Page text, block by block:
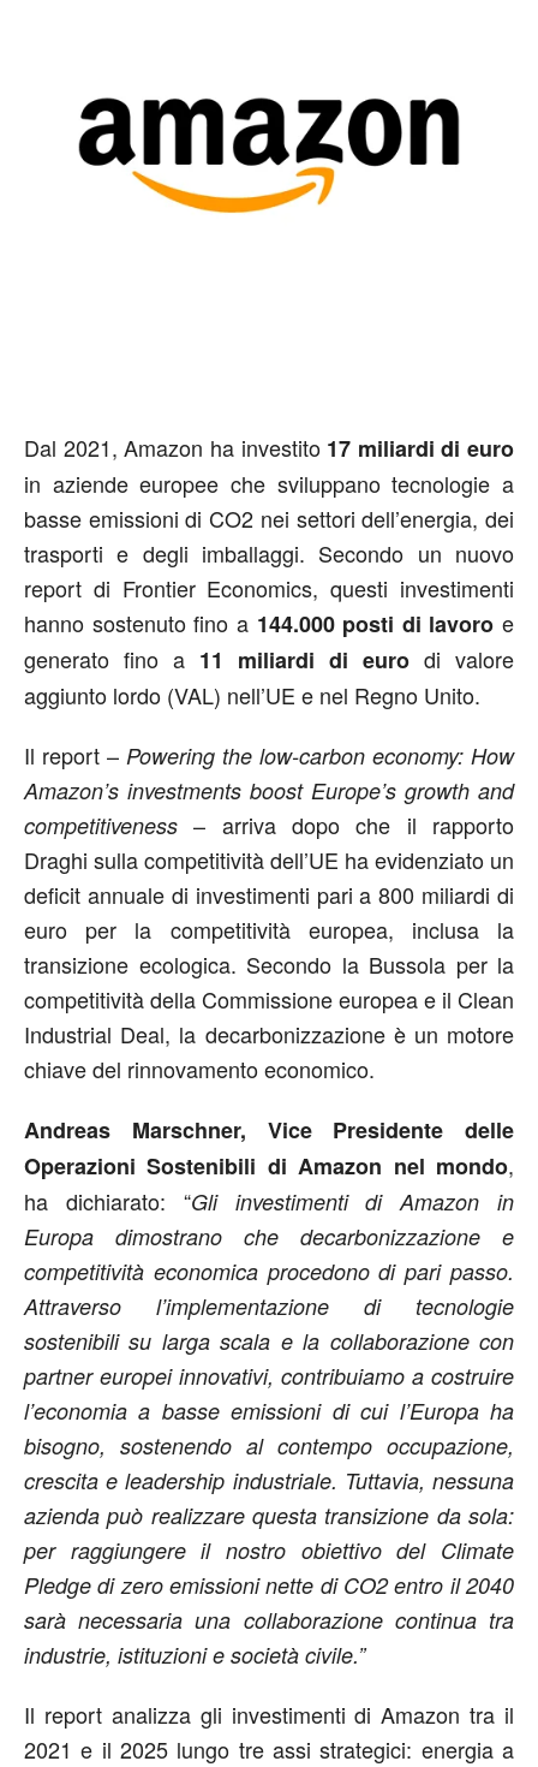
Dal 2021, Amazon ha investito 17 miliardi di euro
in aziende europee che sviluppano tecnologie a
basse emissioni di CO2 nei settori dell’energia, dei
trasporti e degli imballaggi. Secondo un nuovo
report di Frontier Economics, questi investimenti
hanno sostenuto fino a144.000 posti di lavoro e
generato fino a 11 miliardi di euro di valore
aggiunto lordo (VAL) nell’UE e nel Regno Unito.
Il report – Powering the low-carbon economy: How
Amazon’s investments boost Europe’s growth and
competitiveness– arriva dopo che il rapporto
Draghi sulla competitività dell’UE ha evidenziato un
deficit annuale di investimenti pari a 800 miliardi di
euro per la competitività europea, inclusa la
transizione ecologica. Secondo la Bussola per la
competitività della Commissione europea e il Clean
Industrial Deal, la decarbonizzazione è un motore
chiave del rinnovamento economico.
Andreas Marschner, Vice Presidente delle
Operazioni Sostenibili di Amazon nel mondo,
ha dichiarato: “Gli investimenti di Amazon in
Europa dimostrano che decarbonizzazione e
competitività economica procedono di pari passo.
Attraverso l’implementazione di tecnologie
sostenibili su larga scala e la collaborazione con
partner europei innovativi, contribuiamo a costruire
l’economia a basse emissioni di cui l’Europa ha
bisogno, sostenendo al contempo occupazione,
crescita e leadership industriale. Tuttavia, nessuna
azienda può realizzare questa transizione da sola:
per raggiungere il nostro obiettivo del Climate
Pledge di zero emissioni nette di CO2 entro il 2040
sarà necessaria una collaborazione continua tra
industrie, istituzioni e società civile.”
Il report analizza gli investimenti di Amazon tra il
2021 e il 2025 lungo tre assi strategici: energia a